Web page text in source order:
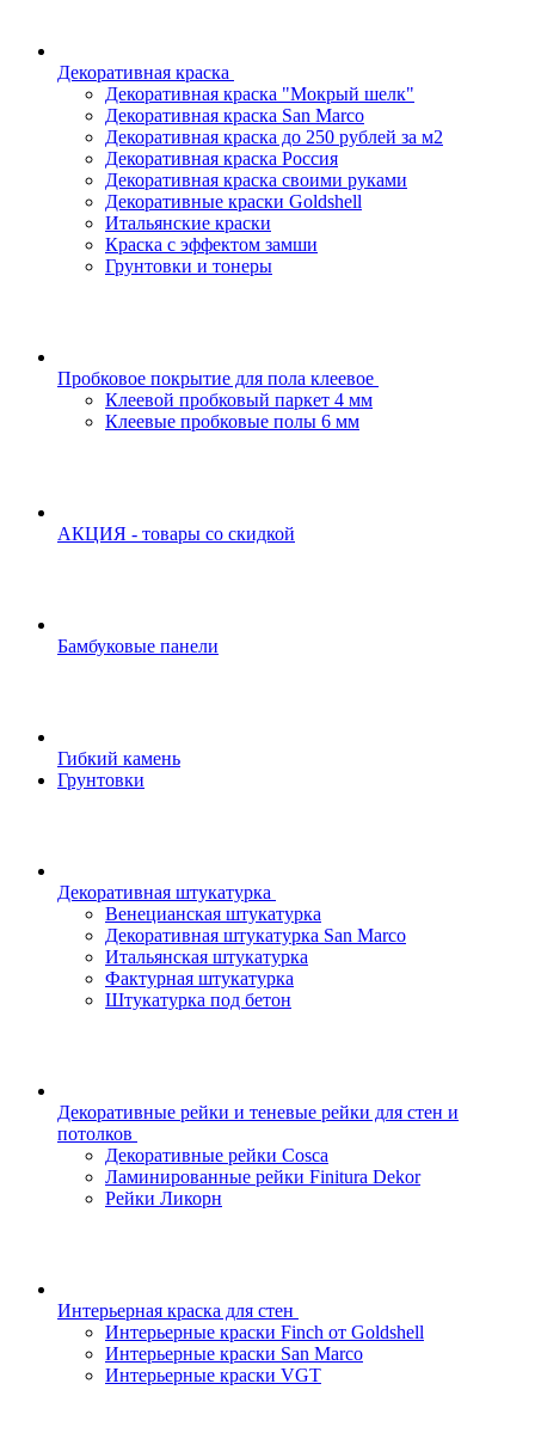
Декоративная краска
Декоративная краска "Мокрый шелк"
Декоративная краска San Marco
Декоративная краска до 250 рублей за м2
Декоративная краска Россия
Декоративная краска своими руками
Декоративные краски Goldshell
Итальянские краски
Краска с эффектом замши
Грунтовки и тонеры
Пробковое покрытие для пола клеевое
Клеевой пробковый паркет 4 мм
Клеевые пробковые полы 6 мм
АКЦИЯ - товары со скидкой
Бамбуковые панели
Гибкий камень
Грунтовки
Декоративная штукатурка
Венецианская штукатурка
Декоративная штукатурка San Marco
Итальянская штукатурка
Фактурная штукатурка
Штукатурка под бетон
Декоративные рейки и теневые рейки для стен и
потолков
Декоративные рейки Cosca
Ламинированные рейки Finitura Dekor
Рейки Ликорн
Интерьерная краска для стен
Интерьерные краски Finch от Goldshell
Интерьерные краски San Marco
Интерьерные краски VGT